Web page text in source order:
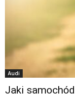
Audi
Jaki